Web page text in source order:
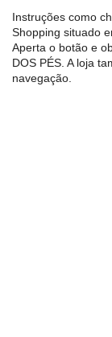
Instruções como
Shopping situado
Aperta o botão e
DOS PÉS. A loja
navegação.